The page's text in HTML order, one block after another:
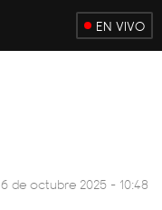
EN VIVO
6 de octubre 2025 - 10:48